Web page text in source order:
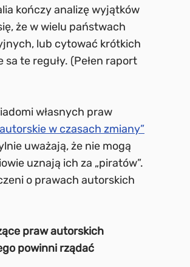
kończy analizę wyjątków
że w wielu państwach
lub cytować krótkich
te reguły. (Pełen raport
własnych praw
w czasach zmiany”
uważają, że nie mogą
uznają ich za „piratów”.
o prawach autorskich
praw autorskich
powinni rządać